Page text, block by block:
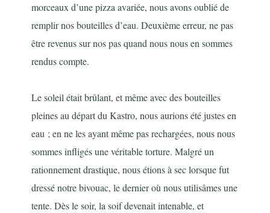
morceaux d’une pizza avariée, nous avons oublié de
remplir nos bouteilles d’eau. Deuxième erreur, ne pas
être revenus sur nos pas quand nous nous en sommes
rendus compte.
Le soleil était brûlant, et même avec des bouteilles
pleines au départ du Kastro, nous aurions été justes en
eau ; en ne les ayant même pas rechargées, nous nous
sommes infligés une véritable torture. Malgré un
rationnement drastique, nous étions à sec lorsque fut
dressé notre bivouac, le dernier où nous utilisâmes une
tente. Dès le soir, la soif devenait intenable, et